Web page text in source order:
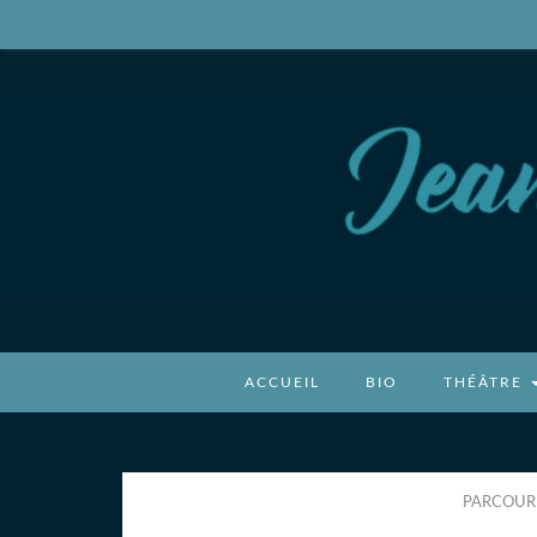
Jean-Benoît
Auteur, écrivain
ACCUEIL BIO THÉÂTRE